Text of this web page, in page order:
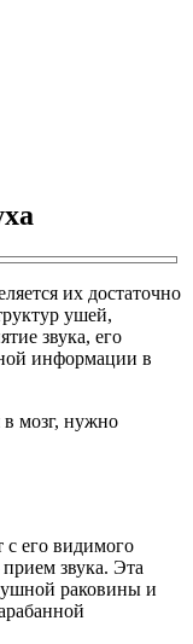
их достаточно
ушей,
звука, его
информации в
в мозг, нужно
с его видимого
звука. Эта
ушной раковины и